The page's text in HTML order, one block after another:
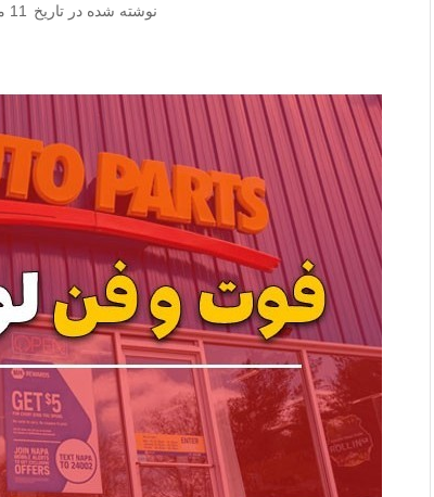
نوشته شده در تاریخ 11 ماه پیش